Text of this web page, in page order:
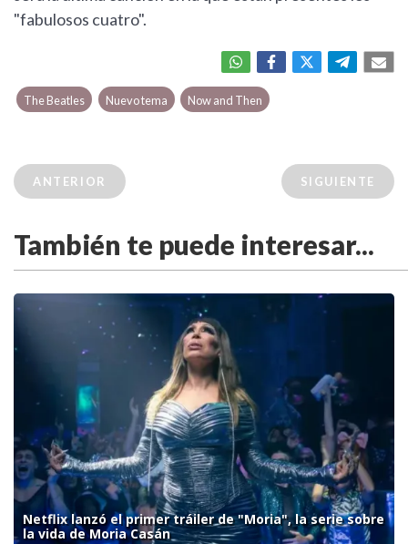
"fabulosos cuatro".
The Beatles Nuevo tema Now and Then
ANTERIOR SIGUIENTE
También te puede interesar...
Netflix lanzó el primer tráiler de "Moria", la serie sobre
la vida de Moria Casán